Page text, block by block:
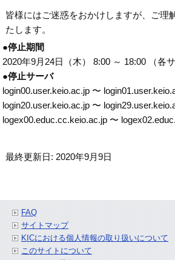
皆様にはご迷惑をおかけしますが、ご理
たします。
●停止期間
2020年9月24日（木） 8:00 ～ 18:00 （各
●停止サーバ
login00.user.keio.ac.jp 〜
login20.user.keio.ac.jp 〜
logex00.educ.cc.keio.ac.jp 〜
最終更新日: 2020年9月9日
FAQ
サイトマップ
KICにおける個人情報の取り扱いについて
このサイトについて